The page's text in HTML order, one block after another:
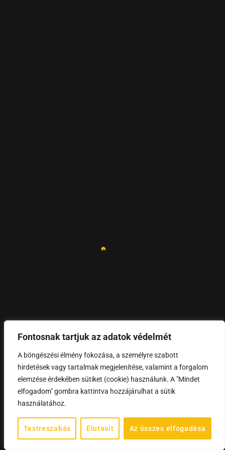
Fontosnak tartjuk az adatok védelmét
A böngészési élmény fokozása, a személyre szabott
hirdetések vagy tartalmak megjelenítése, valamint a forgalom
elemzése érdekében sütiket (cookie) használunk. A "Mindet
elfogadom" gombra kattintva hozzájárulhat a sütik
használatához.
Testreszabás Elutasít Az összes elfogadása